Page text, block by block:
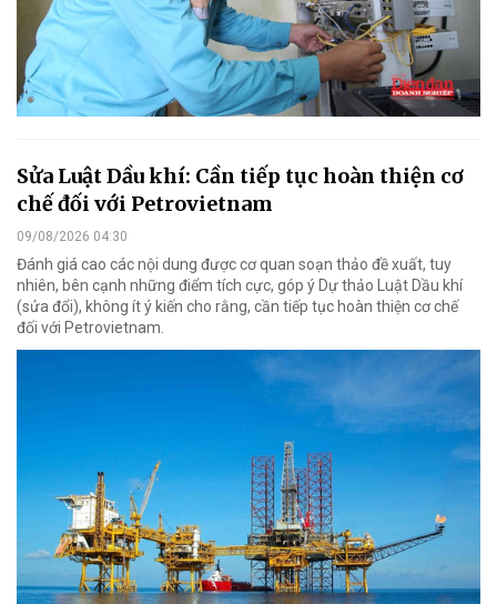
Sửa Luật Dầu khí: Cần tiếp tục hoàn thiện cơ
chế đối với Petrovietnam
09/08/2026 04:30
Đánh giá cao các nội dung được cơ quan soạn thảo đề xuất, tuy
nhiên, bên cạnh những điểm tích cực, góp ý Dự thảo Luật Dầu khí
(sửa đổi), không ít ý kiến cho rằng, cần tiếp tục hoàn thiện cơ chế
đối với Petrovietnam.